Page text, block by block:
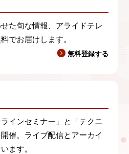
た旬な情報、アライドテレ
でお届けします。
無料登録する
ラインセミナー」と「テクニ
催。ライブ配信とアーカイ
ます。